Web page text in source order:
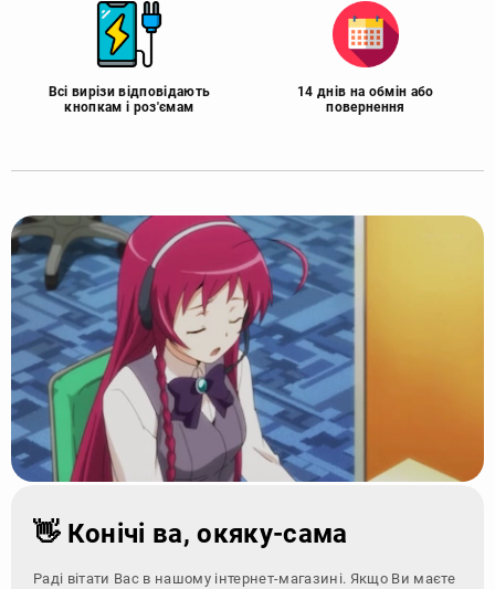
Всі вирізи відповідають
кнопкам і роз'ємам
14 днів на обмін або
повернення
👋 Конічі ва, окяку-сама
Раді вітати Вас в нашому інтернет-магазині. Якщо Ви маєте